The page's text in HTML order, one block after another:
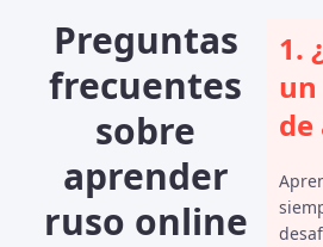
Preguntas
frecuentes
sobre
aprender
ruso online
1.
de